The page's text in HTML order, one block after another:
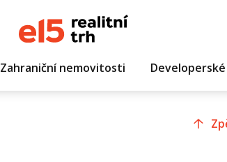
Zahraniční nemovitosti